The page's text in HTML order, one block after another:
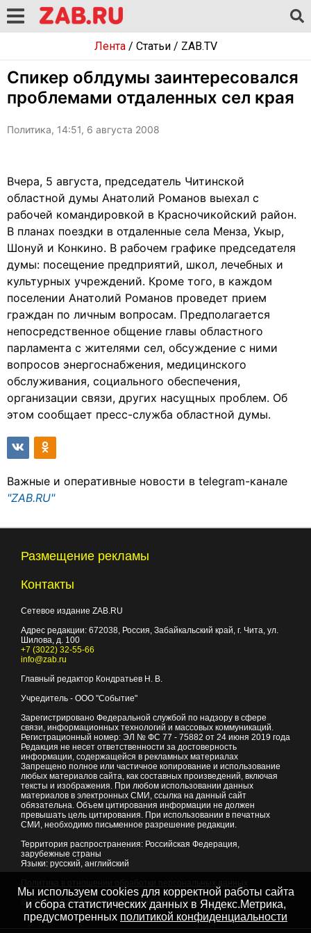
Лента/ Статьи/ ZAB.TV
Спикер облдумы заинтересовался
проблемами отдаленных сел края
Политика, 14:51, 6 августа 2008
Вчера, 5 августа, председатель Читинской
областной думы Анатолий Романов выехал с
рабочей командировкой в Красночикойский район.
В планах поездки в отдаленные села Менза, Укыр,
Шонуй и Конкино. В рабочем графике председателя
думы: посещение предприятий, школ, лечебных и
культурных учреждений. Кроме того, в каждом
поселении Анатолий Романов проведет прием
граждан по личным вопросам. Предполагается
непосредственное общение главы областного
парламента с жителями сел, обсуждение с ними
вопросов энергоснабжения, медицинского
обслуживания, социального обеспечения,
организации связи, других насущных проблем. Об
этом сообщает пресс-служба областной думы.
Важные и оперативные новости в telegram-канале
"ZAB.RU"
Размещение рекламы
Контакты
Сетевое издание ZAB.RU
Адрес редакции: 672038, Россия, Забайкальский край, г. Чита, ул.
Шилова, д. 100
+7 (3022) 32-55-66
info@zab.ru
Главный редактор Кондратьев Н. В.
Учредитель - ООО "Событие"
Зарегистрировано Федеральной службой по надзору в сфере
связи, информационных технологий и массовых коммуникаций.
Регистрационный номер: ЭЛ № ФС 77 - 75882 от 24 июня 2019 года
Редакция не несет ответственности за достоверность
информации, содержащейся в рекламных материалах
Запрещено полное или частичное копирование и использование
любых материалов сайта, как составных произведений, включая
тексты и изображения. При любом использовании данных
материалов в электронных СМИ, ссылка на данный сайт
обязательна. Объем цитирования информации не должен
превышать цель цитирования. При использовании в печатных
СМИ, необходимо письменное разрешение редакции.
Территория распространения: Российская Федерация,
зарубежные страны
Языки: русский, английский
© 2007 - 2026Портал Читы и Забайкальского края
Мы используем cookies для корректной работы сайта
и сбора статистических данных в Яндекс.Метрика,
предусмотренных политикой конфиденциальности